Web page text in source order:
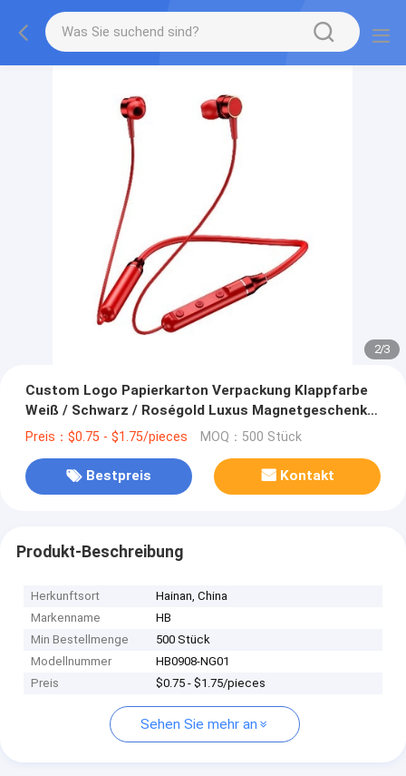
2/3
Custom Logo Papierkarton Verpackung Klappfarbe
Weiß / Schwarz / Roségold Luxus Magnetgeschenk-
Box mit Bandverschluss
Preis：$0.75 - $1.75/pieces MOQ：500 Stück
Bestpreis Kontakt
Produkt-Beschreibung
Herkunftsort
Hainan, China
Markenname
HB
Min Bestellmenge
500 Stück
Modellnummer
HB0908-NG01
Preis
$0.75 - $1.75/pieces
Sehen Sie mehr an